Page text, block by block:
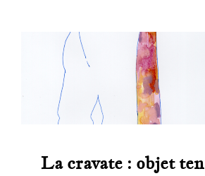
La cravate : objet